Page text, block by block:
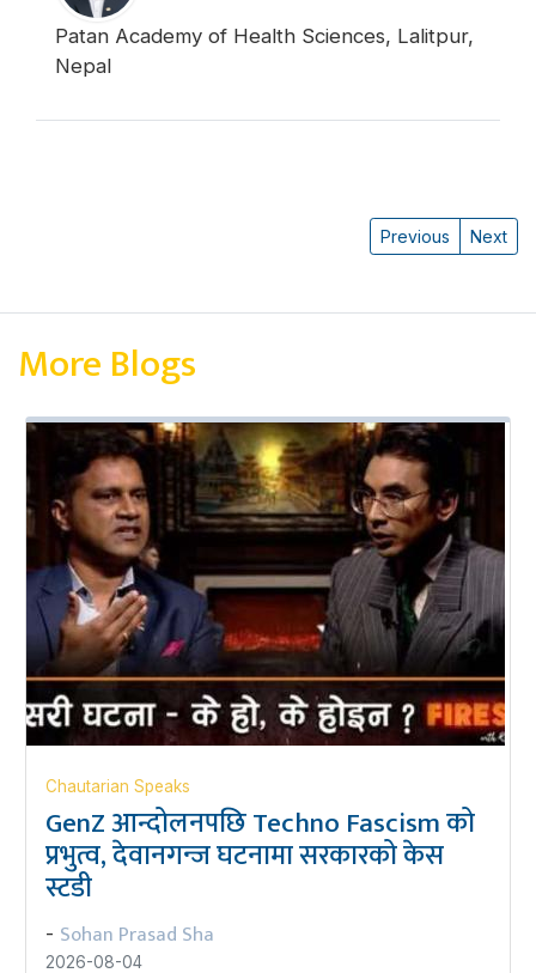
Patan Academy of Health Sciences, Lalitpur,
Nepal
Previous Next
More Blogs
Chautarian Speaks
GenZ आन्दोलनपछि Techno Fascism को
प्रभुत्व, देवानगन्ज घटनामा सरकारको केस
स्टडी
- Sohan Prasad Sha
2026-08-04